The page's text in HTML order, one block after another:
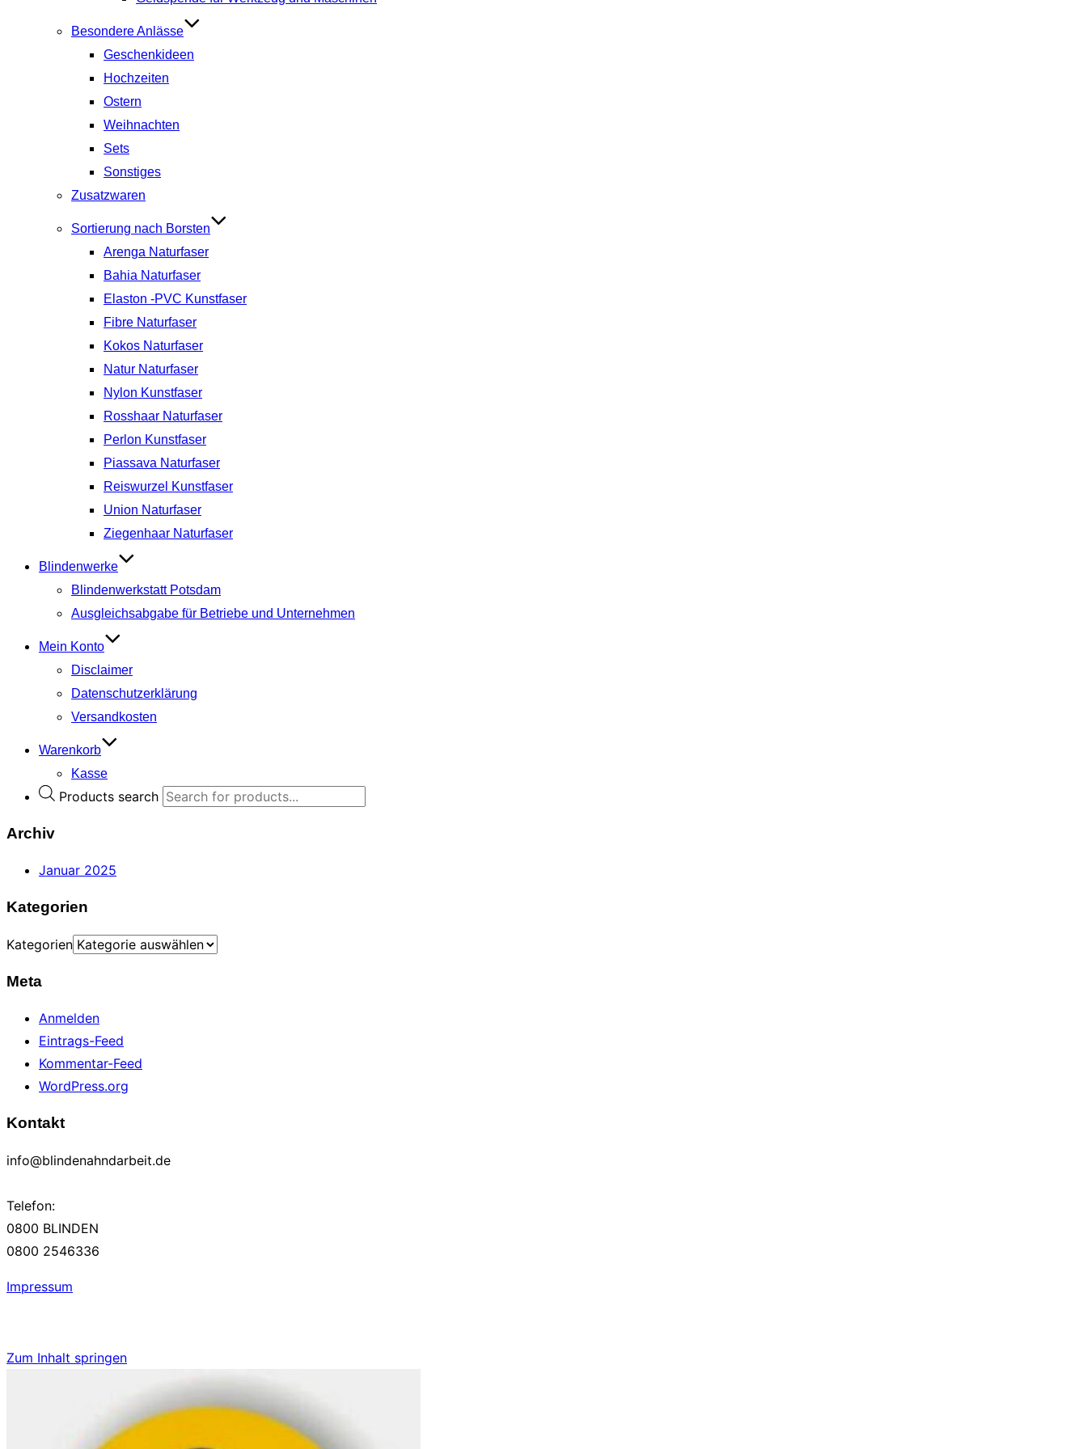
Besondere Anlässe
Geschenkideen
Hochzeiten
Ostern
Weihnachten
Sets
Sonstiges
Zusatzwaren
Sortierung nach Borsten
Arenga Naturfaser
Bahia Naturfaser
Elaston -PVC Kunstfaser
Fibre Naturfaser
Kokos Naturfaser
Natur Naturfaser
Nylon Kunstfaser
Rosshaar Naturfaser
Perlon Kunstfaser
Piassava Naturfaser
Reiswurzel Kunstfaser
Union Naturfaser
Ziegenhaar Naturfaser
Blindenwerke
Blindenwerkstatt Potsdam
Ausgleichsabgabe für Betriebe und Unternehmen
Mein Konto
Disclaimer
Datenschutzerklärung
Versandkosten
Warenkorb
Kasse
Products search
Archiv
Januar 2025
Kategorien
Kategorien
Meta
Anmelden
Eintrags-Feed
Kommentar-Feed
WordPress.org
Kontakt
info@blindenahndarbeit.de
Telefon:
0800 BLINDEN
0800 2546336
Impressum
Zum Inhalt springen